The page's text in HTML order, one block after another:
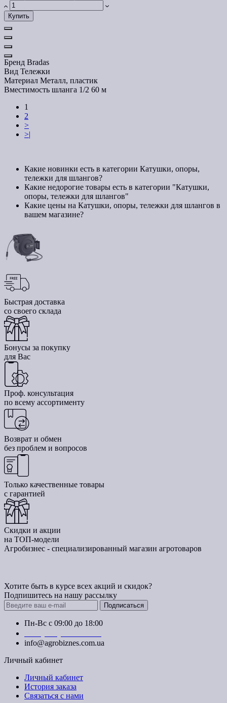
Купить
Бренд Bradas
Вид Тележки
Материал Металл, пластик
Вместимость шланга 1/2 60 м
1
2
>
>|
Какие новинки есть в категории Катушки, опоры,
тележки для шлангов?
Какие недорогие товары есть в категории "Катушки,
опоры, тележки для шлангов"
Какие цены на Катушки, опоры, тележки для шлангов в
вашем магазине?
Быстрая доставка
со своего склада
Бонусы за покупку
для Вас
Проф. консультация
по всему ассортименту
Возврат и обмен
без проблем и вопросов
Только качественные товары
с гарантией
Скидки и акции
на ТОП-модели
Агробизнес - специализированный магазин агротоваров
Хотите быть в курсе всех акций и скидок?
Подпишитесь на нашу рассылку
Подписаться
Пн-Вс с 09:00 до 18:00
info@agrobiznes.com.ua
Личный кабинет
Личный кабинет
История заказа
Связаться с нами